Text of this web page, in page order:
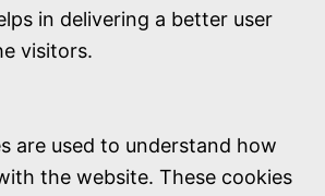
in delivering a better user
visitors.
are used to understand how
the website. These cookies